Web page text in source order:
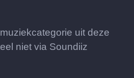
uit deze
niet via Soundiiz